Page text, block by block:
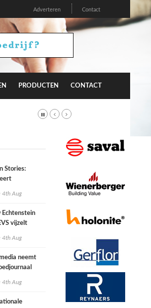
Adverteren Contact
PRODUCTEN CONTACT
Stories:
gedrag?
4th Aug
Echtenstein
vijzelt
op
4th Aug
neemt
4th Aug